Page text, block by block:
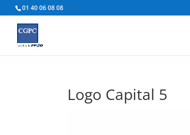
01 40 06 08 08
Logo Capital 5